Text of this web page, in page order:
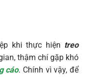
khi thực hiện treo
thậm chí gặp khó
cáo. Chính vì vậy, để